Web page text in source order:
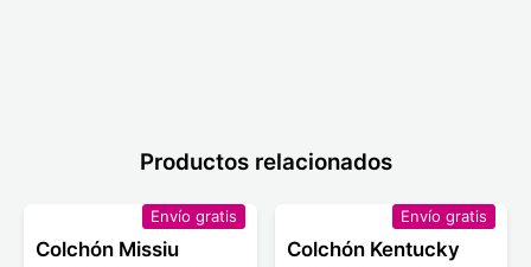
Productos relacionados
Envío gratis
Colchón Missiu
Envío gratis
Colchón Kentucky